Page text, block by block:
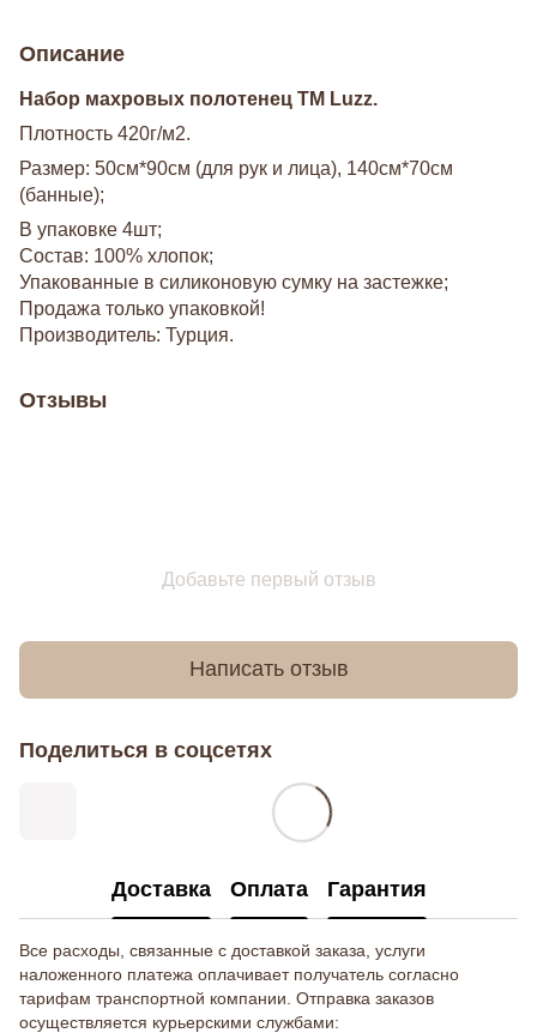
Описание
Набор махровых полотенец ТМ Luzz.
Плотность 420г/м2.
Размер: 50см*90см (для рук и лица), 140см*70см
(банные);
В упаковке 4шт;
Состав: 100% хлопок;
Упакованные в силиконовую сумку на застежке;
Продажа только упаковкой!
Производитель: Турция.
Отзывы
Добавьте первый отзыв
Написать отзыв
Поделиться в соцсетях
Доставка Оплата Гарантия
Все расходы, связанные с доставкой заказа, услуги
наложенного платежа оплачивает получатель согласно
тарифам транспортной компании. Отправка заказов
осуществляется курьерскими службами: